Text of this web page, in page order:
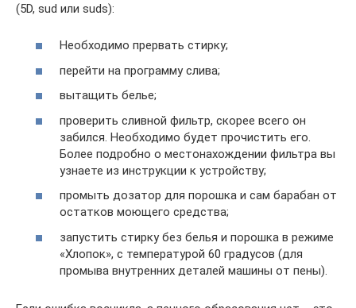
(5D, sud или suds):
Необходимо прервать стирку;
перейти на программу слива;
вытащить белье;
проверить сливной фильтр, скорее всего он
забился. Необходимо будет прочистить его.
Более подробно о местонахождении фильтра вы
узнаете из инструкции к устройству;
промыть дозатор для порошка и сам барабан от
остатков моющего средства;
запустить стирку без белья и порошка в режиме
«Хлопок», с температурой 60 градусов (для
промыва внутренних деталей машины от пены).